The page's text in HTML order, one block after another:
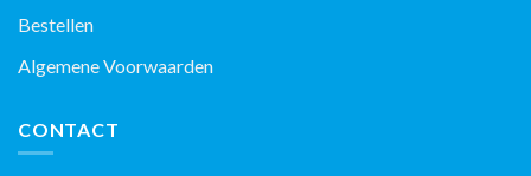
Bestellen
Algemene Voorwaarden
CONTACT